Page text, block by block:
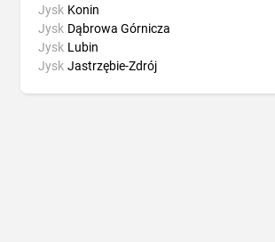
Jysk Konin
Jysk Dąbrowa Górnicza
Jysk Lubin
Jysk Jastrzębie-Zdrój